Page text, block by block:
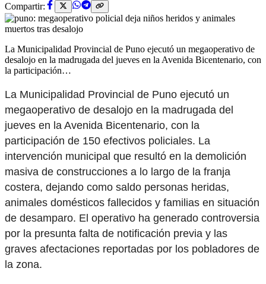
Compartir:
La Municipalidad Provincial de Puno ejecutó un megaoperativo de
desalojo en la madrugada del jueves en la Avenida Bicentenario, con
la participación…
La Municipalidad Provincial de Puno ejecutó un
megaoperativo de desalojo en la madrugada del
jueves en la Avenida Bicentenario, con la
participación de 150 efectivos policiales. La
intervención municipal que resultó en la demolición
masiva de construcciones a lo largo de la franja
costera, dejando como saldo personas heridas,
animales domésticos fallecidos y familias en situación
de desamparo. El operativo ha generado controversia
por la presunta falta de notificación previa y las
graves afectaciones reportadas por los pobladores de
la zona.